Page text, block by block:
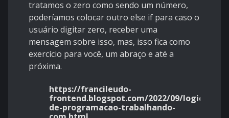
tratamos o zero como sendo um número,
poderíamos colocar outro else if para caso o
usuário digitar zero, receber uma
mensagem sobre isso, mas, isso fica como
exercício para você, um abraço e até a
próxima.
https://francileudo-
frontend.blogspot.com/2022/09/logica-
de-programacao-trabalhando-